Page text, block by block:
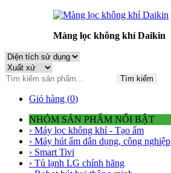
Màng lọc không khí Daikin
Tìm kiếm
Giỏ hàng (0)
NHÓM SẢN PHẨM NỔI BẬT
› Máy lọc không khí - Tạo ẩm
› Máy hút ẩm dân dụng, công nghiệp
› Smart Tivi
› Tủ lạnh LG chính hãng